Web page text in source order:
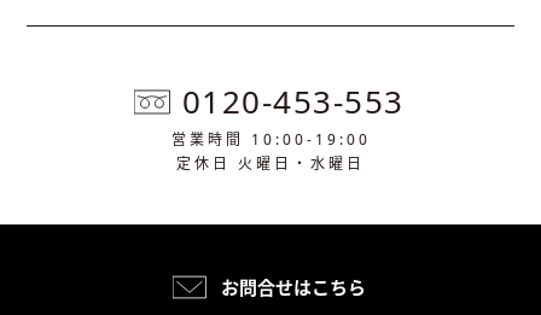
0120-453-553
営業時間 10:00-19:00
定休日 火曜日・水曜日
お問合せはこちら